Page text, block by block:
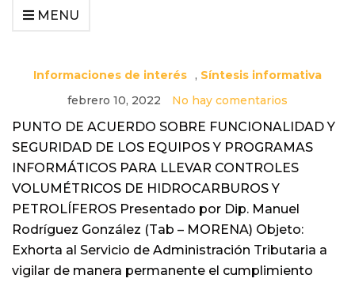
MENU
Informaciones de interés , Síntesis informativa
febrero 10, 2022
No hay comentarios
PUNTO DE ACUERDO SOBRE FUNCIONALIDAD Y
SEGURIDAD DE LOS EQUIPOS Y PROGRAMAS
INFORMÁTICOS PARA LLEVAR CONTROLES
VOLUMÉTRICOS DE HIDROCARBUROS Y
PETROLÍFEROS Presentado por Dip. Manuel
Rodríguez González (Tab – MORENA) Objeto:
Exhorta al Servicio de Administración Tributaria a
vigilar de manera permanente el cumplimiento